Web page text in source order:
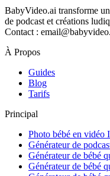
BabyVideo.ai transforme
de podcast et créations
Contact :
À Propos
Guides
Blog
Tarifs
Principal
Photo bébé en vidéo
Générateur de
Générateur de bébé
Générateur de bébé